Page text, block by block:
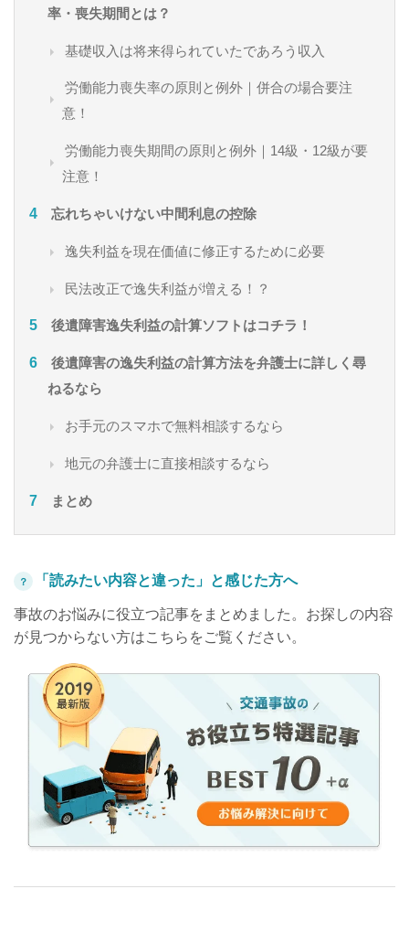
率・喪失期間とは？
基礎収入は将来得られていたであろう収入
労働能力喪失率の原則と例外｜併合の場合要注
意！
労働能力喪失期間の原則と例外｜14級・12級が要
注意！
忘れちゃいけない中間利息の控除
逸失利益を現在価値に修正するために必要
民法改正で逸失利益が増える！？
後遺障害逸失利益の計算ソフトはコチラ！
後遺障害の逸失利益の計算方法を弁護士に詳しく尋
ねるなら
お手元のスマホで無料相談するなら
地元の弁護士に直接相談するなら
まとめ
？ 「読みたい内容と違った」と感じた方へ
事故のお悩みに役立つ記事をまとめました。お探しの内容
が見つからない方はこちらをご覧ください。